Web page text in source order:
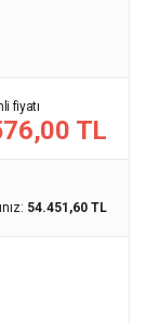
fiyatı
TL
54.451,60 TL